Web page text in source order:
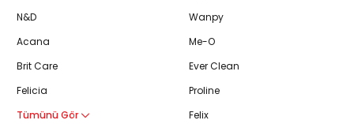
N&D
Acana
Brit Care
Felicia
Tümünü Gör
Wanpy
Me-O
Ever Clean
Proline
Felix